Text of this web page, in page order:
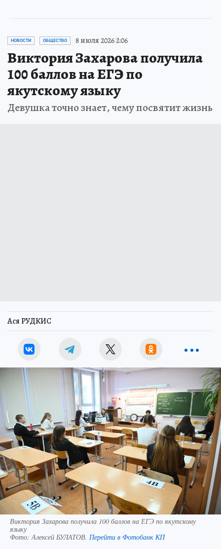
НОВОСТИ ОБЩЕСТВО 8 июля 2026 2:06
Виктория Захарова получила
100 баллов на ЕГЭ по
якутскому языку
Девушка точно знает, чему посвятит жизнь
Ася РУДКИС
Виктория Захарова получила 100 баллов на ЕГЭ по якутскому
языку
Фото: Алексей БУЛАТОВ. Перейти в Фотобанк КП